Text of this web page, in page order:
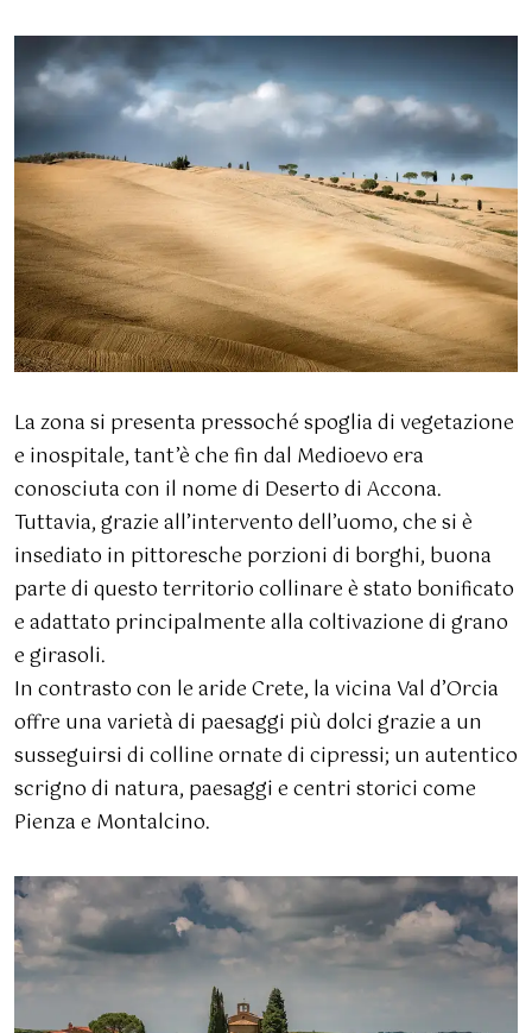
La zona si presenta pressoché spoglia di vegetazione
e inospitale, tant’è che fin dal Medioevo era
conosciuta con il nome di Deserto di Accona.
Tuttavia, grazie all’intervento dell’uomo, che si è
insediato in pittoresche porzioni di borghi, buona
parte di questo territorio collinare è stato bonificato
e adattato principalmente alla coltivazione di grano
e girasoli.
In contrasto con le aride Crete, la vicina Val d’Orcia
offre una varietà di paesaggi più dolci grazie a un
susseguirsi di colline ornate di cipressi; un autentico
scrigno di natura, paesaggi e centri storici come
Pienza e Montalcino.